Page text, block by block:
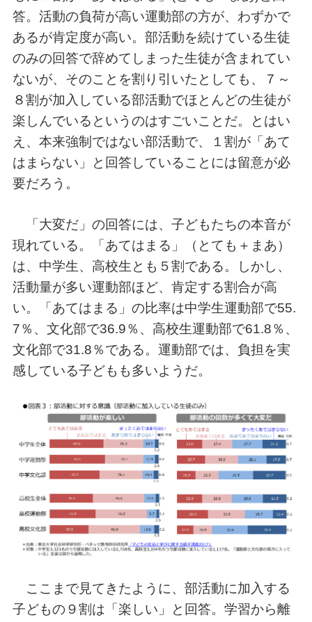
答。活動の負荷が高い運動部の方が、わずかで
あるが肯定度が高い。部活動を続けている生徒
のみの回答で辞めてしまった生徒が含まれてい
ないが、そのことを割り引いたとしても、７～
８割が加入している部活動でほとんどの生徒が
楽しんでいるというのはすごいことだ。とはい
え、本来強制ではない部活動で、１割が「あて
はまらない」と回答していることには留意が必
要だろう。
「大変だ」の回答には、子どもたちの本音が
現れている。「あてはまる」（とても＋まあ）
は、中学生、高校生とも５割である。しかし、
活動量が多い運動部ほど、肯定する割合が高
い。「あてはまる」の比率は中学生運動部で55.
7％、文化部で36.9％、高校生運動部で61.8％、
文化部で31.8％である。運動部では、負担を実
感している子どもも多いようだ。
ここまで見てきたように、部活動に加入する
子どもの９割は「楽しい」と回答。学習から離